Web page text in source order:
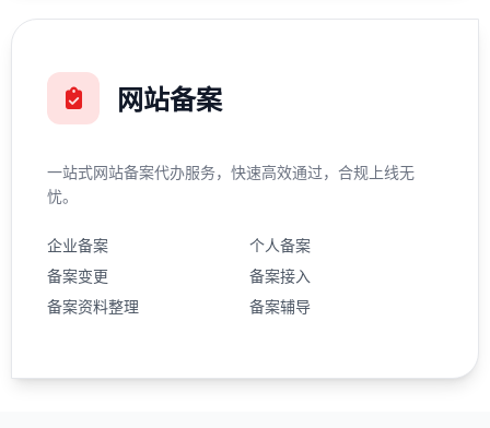
网站备案
一站式网站备案代办服务，快速高效通过，合规上线无
忧。
企业备案
个人备案
备案变更
备案接入
备案资料整理
备案辅导